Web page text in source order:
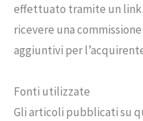
effettuato tramite un
ricevere una
aggiuntivi per
Fonti utilizzate
Gli articoli pubblicati su